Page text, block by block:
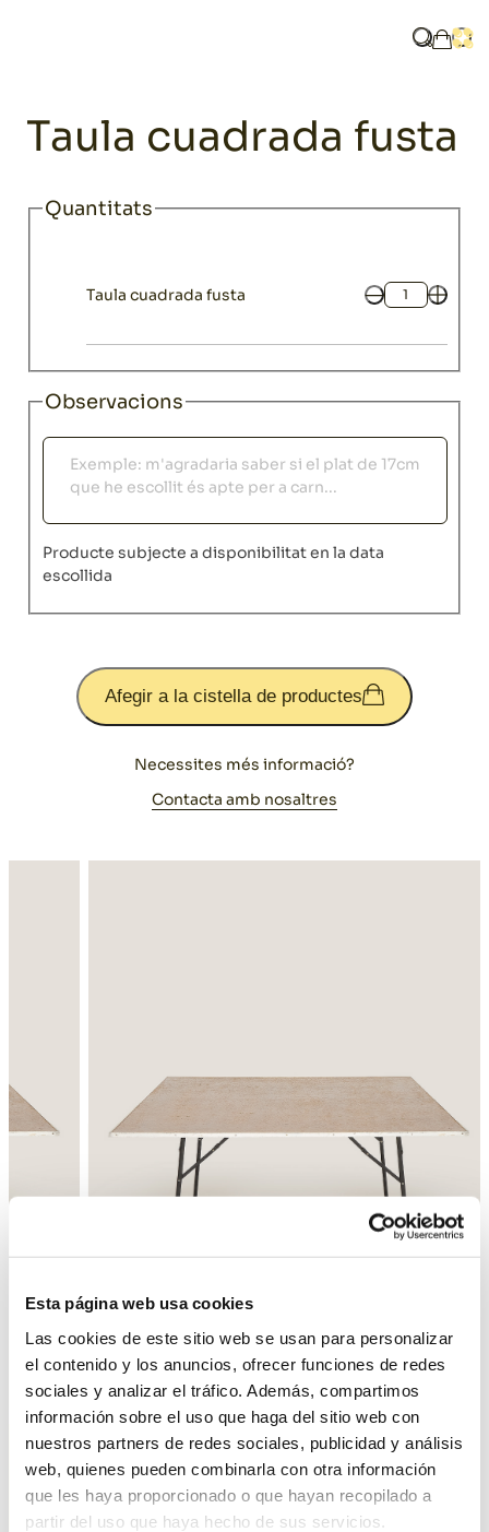
Esta página web usa cookies
Las cookies de este sitio web se usan para personalizar
el contenido y los anuncios, ofrecer funciones de redes
sociales y analizar el tráfico. Además, compartimos
información sobre el uso que haga del sitio web con
nuestros partners de redes sociales, publicidad y análisis
web, quienes pueden combinarla con otra información
que les haya proporcionado o que hayan recopilado a
partir del uso que haya hecho de sus servicios.
QuèLa
Taula cuadrada fusta
Taula cuadrada fusta
Quantitats
Taula cuadrada fusta Quantitat
Observacions
Observacions
Producte subjecte a disponibilitat en la data
escollida
Afegir a la cistella de productes
Necessites més informació?
Contacta amb nosaltres
Enrere Següent